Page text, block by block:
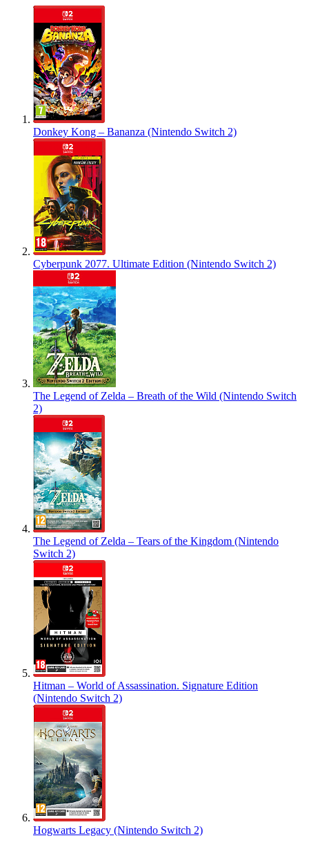
Donkey Kong – Bananza (Nintendo Switch 2)
Cyberpunk 2077. Ultimate Edition (Nintendo Switch 2)
The Legend of Zelda – Breath of the Wild (Nintendo Switch
2)
The Legend of Zelda – Tears of the Kingdom (Nintendo
Switch 2)
Hitman – World of Assassination. Signature Edition
(Nintendo Switch 2)
Hogwarts Legacy (Nintendo Switch 2)